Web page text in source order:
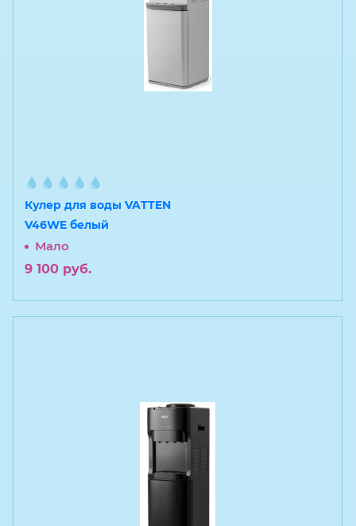
Кулер для воды VATTEN
V46WE белый
Мало
9 100 руб.